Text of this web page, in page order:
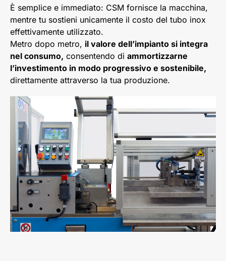
È semplice e immediato: CSM fornisce la macchina,
mentre tu sostieni unicamente il costo del tubo inox
effettivamente utilizzato.
Metro dopo metro, il valore dell’impianto si integra
nel consumo, consentendo di ammortizzarne
l’investimento in modo progressivo e sostenibile,
direttamente attraverso la tua produzione.